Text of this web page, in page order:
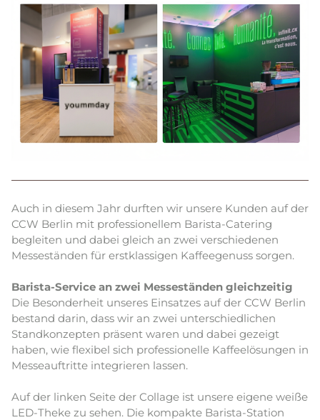
Auch in diesem Jahr durften wir unsere Kunden auf der
CCW Berlin mit professionellem Barista-Catering
begleiten und dabei gleich an zwei verschiedenen
Messeständen für erstklassigen Kaffeegenuss sorgen.
Barista-Service an zwei Messeständen gleichzeitig
Die Besonderheit unseres Einsatzes auf der CCW Berlin
bestand darin, dass wir an zwei unterschiedlichen
Standkonzepten präsent waren und dabei gezeigt
haben, wie flexibel sich professionelle Kaffeelösungen in
Messeauftritte integrieren lassen.
Auf der linken Seite der Collage ist unsere eigene weiße
LED-Theke zu sehen. Die kompakte Barista-Station